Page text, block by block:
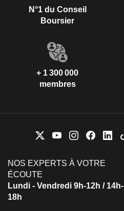
N°1 du Conseil
Boursier
+ 1 300 000
membres
NOS EXPERTS À VOTRE
ÉCOUTE
Lundi - Vendredi 9h-12h / 14h-
18h